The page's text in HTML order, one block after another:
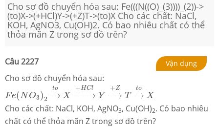
Cho sơ đồ chuyển hóa sau: Fe(((N((O)_(3))))_(2))->
(to)X->(+HCl)Y->(+Z)T->(to)X Cho các chất: NaCl,
KOH, AgNO3, Cu(OH)2. Có bao nhiêu chất có thể
thỏa mãn Z trong sơ đồ trên?
Câu 2227 Vận dụng
Cho sơ đồ chuyển hóa sau:
Fe(NO3)2
to
−
→ X
+HCl
−−−→ Y
+Z
−
−→ T
to
−
→ X
Fe(NO 3)2→toX→+HClY →+Z →t
Cho các chất: NaCl, KOH, AgNO3, Cu(OH)2. Có bao nhiêu
chất có thể thỏa mãn Z trong sơ đồ trên?